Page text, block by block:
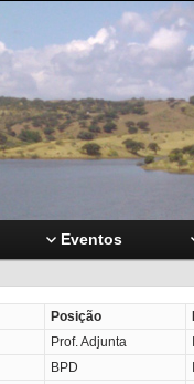
Eventos
Posição
Prof. Adjunta
BPD